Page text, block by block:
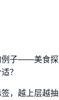
例子——美食探
？
，越上层越抽